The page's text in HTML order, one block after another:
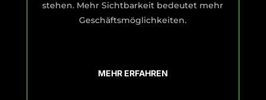
stehen. Mehr Sichtbarkeit bedeutet mehr
Geschäftsmöglichkeiten.
MEHR ERFAHREN